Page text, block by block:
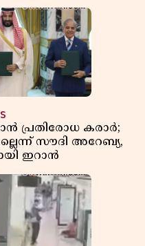
പ്രതിരോധ കരാർ;
സൗദി അറേബ്യ,
ഇറാൻ